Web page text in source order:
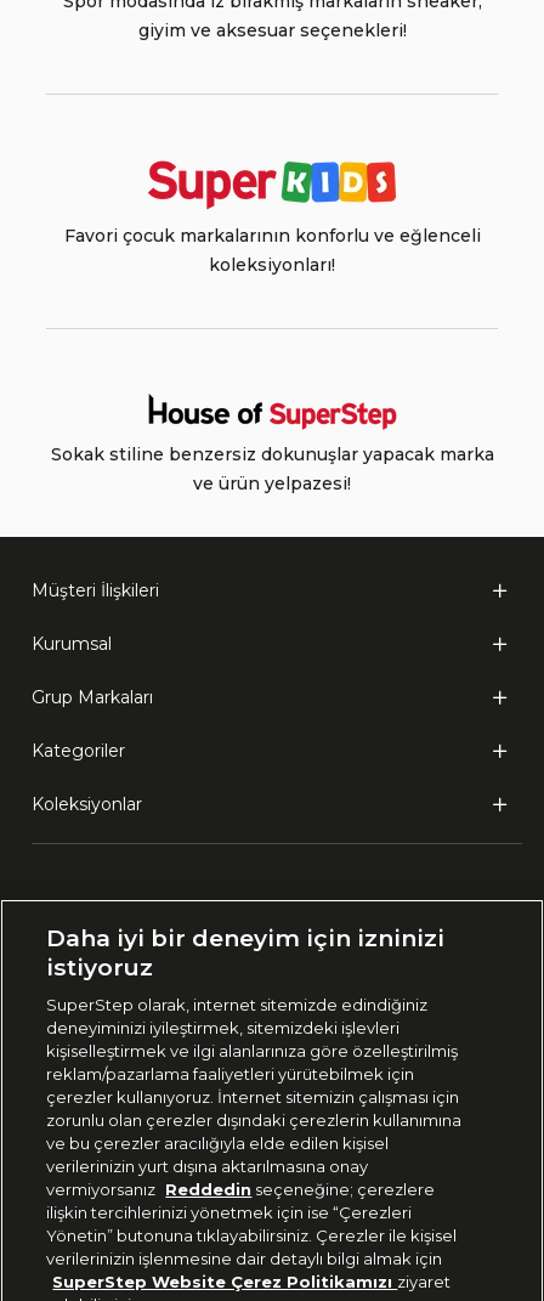
giyim ve aksesuar seçenekleri!
Favori çocuk markalarının konforlu ve eğlenceli
koleksiyonları!
Sokak stiline benzersiz dokunuşlar yapacak marka
ve ürün yelpazesi!
Müşteri İlişkileri
Kurumsal
Grup Markaları
Kategoriler
Koleksiyonlar
🇹🇷 Türkiye
444 37 36
Uygulamadan Takip Edin
Bizi Takip Edin
Daha iyi bir deneyim için izninizi
istiyoruz
SuperStep olarak, internet sitemizde edindiğiniz
deneyiminizi iyileştirmek, sitemizdeki işlevleri
kişiselleştirmek ve ilgi alanlarınıza göre özelleştirilmiş
reklam/pazarlama faaliyetleri yürütebilmek için
çerezler kullanıyoruz. İnternet sitemizin çalışması için
zorunlu olan çerezler dışındaki çerezlerin kullanımına
ve bu çerezler aracılığıyla elde edilen kişisel
verilerinizin yurt dışına aktarılmasına onay
vermiyorsanız Reddedin seçeneğine; çerezlere
ilişkin tercihlerinizi yönetmek için ise “Çerezleri
Yönetin” butonuna tıklayabilirsiniz. Çerezler ile kişisel
verilerinizin işlenmesine dair detaylı bilgi almak için
SuperStep Website Çerez Politikamızı ziyaret